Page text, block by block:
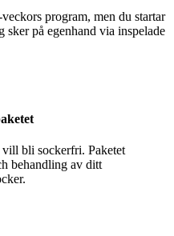
program, men du startar
på egenhand via inspelade
bli sockerfri. Paketet
behandling av ditt